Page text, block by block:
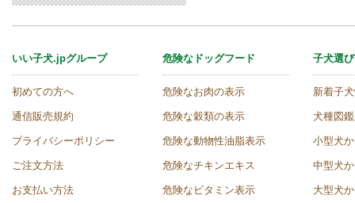
いい子犬.jpグループ
初めての方へ
通信販売規約
プライバシーポリシー
ご注文方法
お支払い方法
危険なドッグフード
危険なお肉の表示
危険な穀類の表示
危険な動物性油脂表示
危険なチキンエキス
危険なビタミン表示
子犬選び
新着子
犬種図
小型犬
中型犬
大型犬